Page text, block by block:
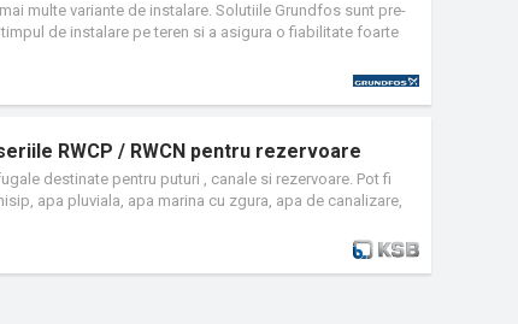
multe variante de instalare. Solutiile Grundfos sunt pre-
de instalare pe teren si a asigura o fiabilitate foarte
RWCP / RWCN pentru rezervoare
destinate pentru puturi , canale si rezervoare. Pot fi
apa pluviala, apa marina cu zgura, apa de canalizare,